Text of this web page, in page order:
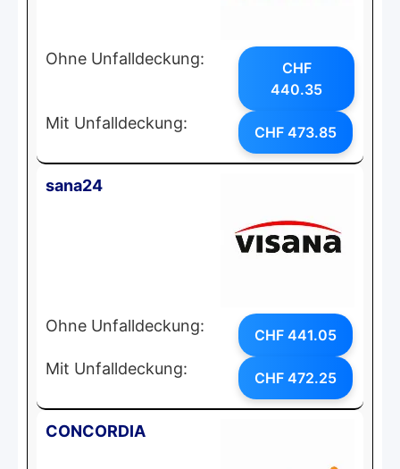
Ohne Unfalldeckung:
CHF
440.35
Mit Unfalldeckung: CHF 473.85
sana24
Ohne Unfalldeckung: CHF 441.05
Mit Unfalldeckung: CHF 472.25
CONCORDIA